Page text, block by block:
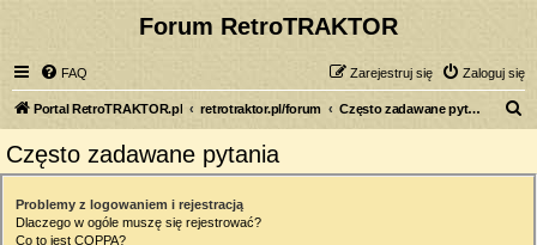
Forum RetroTRAKTOR
FAQ Zaloguj się
Zarejestruj się
Portal RetroTRAKTOR.pl retrotraktor.pl/forum Często zadawane pytania
Często zadawane pytania
Problemy z logowaniem i rejestracją
Dlaczego w ogóle muszę się rejestrować?
Co to jest COPPA?